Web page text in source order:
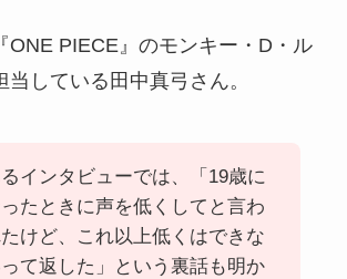
ONE PIECE』のモンキー・D・ル
当している田中真弓さん。
インタビューでは、「19歳に
たときに声を低くしてと言わ
けど、これ以上低くはできな
て返した」という裏話も明か